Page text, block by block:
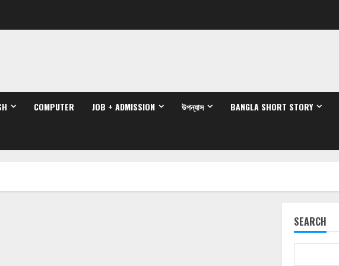
COMPUTER JOB + ADMISSION উপন্যাস BANGLA SHORT STORY
SEARCH